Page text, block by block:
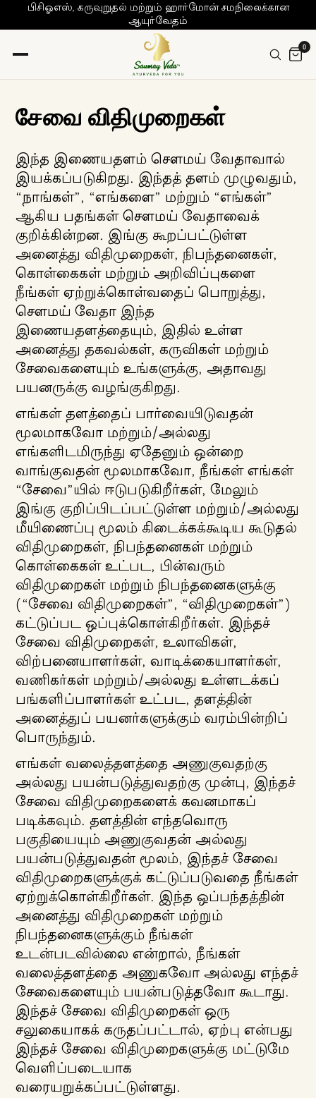
பிசிஓஎஸ், கருவுறுதல் மற்றும் ஹார்மோன் சமநிலைக்கான
ஆயுர்வேதம்
0
சேவை விதிமுறைகள்
இந்த இணையதளம் சௌமய் வேதாவால்
இயக்கப்படுகிறது. இந்தத் தளம் முழுவதும்,
“நாங்கள்”, “எங்களை” மற்றும் “எங்கள்”
ஆகிய பதங்கள் சௌமய் வேதாவைக்
குறிக்கின்றன. இங்கு கூறப்பட்டுள்ள
அனைத்து விதிமுறைகள், நிபந்தனைகள்,
கொள்கைகள் மற்றும் அறிவிப்புகளை
நீங்கள் ஏற்றுக்கொள்வதைப் பொறுத்து,
சௌமய் வேதா இந்த
இணையதளத்தையும், இதில் உள்ள
அனைத்து தகவல்கள், கருவிகள் மற்றும்
சேவைகளையும் உங்களுக்கு, அதாவது
பயனருக்கு வழங்குகிறது.
எங்கள் தளத்தைப் பார்வையிடுவதன்
மூலமாகவோ மற்றும்/அல்லது
எங்களிடமிருந்து ஏதேனும் ஒன்றை
வாங்குவதன் மூலமாகவோ, நீங்கள் எங்கள்
“சேவை”யில் ஈடுபடுகிறீர்கள், மேலும்
இங்கு குறிப்பிடப்பட்டுள்ள மற்றும்/அல்லது
மீயிணைப்பு மூலம் கிடைக்கக்கூடிய கூடுதல்
விதிமுறைகள், நிபந்தனைகள் மற்றும்
கொள்கைகள் உட்பட, பின்வரும்
விதிமுறைகள் மற்றும் நிபந்தனைகளுக்கு
(“சேவை விதிமுறைகள்”, “விதிமுறைகள்”)
கட்டுப்பட ஒப்புக்கொள்கிறீர்கள். இந்தச்
சேவை விதிமுறைகள், உலாவிகள்,
விற்பனையாளர்கள், வாடிக்கையாளர்கள்,
வணிகர்கள் மற்றும்/அல்லது உள்ளடக்கப்
பங்களிப்பாளர்கள் உட்பட, தளத்தின்
அனைத்துப் பயனர்களுக்கும் வரம்பின்றிப்
பொருந்தும்.
எங்கள் வலைத்தளத்தை அணுகுவதற்கு
அல்லது பயன்படுத்துவதற்கு முன்பு, இந்தச்
சேவை விதிமுறைகளைக் கவனமாகப்
படிக்கவும். தளத்தின் எந்தவொரு
பகுதியையும் அணுகுவதன் அல்லது
பயன்படுத்துவதன் மூலம், இந்தச் சேவை
விதிமுறைகளுக்குக் கட்டுப்படுவதை நீங்கள்
ஏற்றுக்கொள்கிறீர்கள். இந்த ஒப்பந்தத்தின்
அனைத்து விதிமுறைகள் மற்றும்
நிபந்தனைகளுக்கும் நீங்கள்
உடன்படவில்லை என்றால், நீங்கள்
வலைத்தளத்தை அணுகவோ அல்லது எந்தச்
சேவைகளையும் பயன்படுத்தவோ கூடாது.
இந்தச் சேவை விதிமுறைகள் ஒரு
சலுகையாகக் கருதப்பட்டால், ஏற்பு என்பது
இந்தச் சேவை விதிமுறைகளுக்கு மட்டுமே
வெளிப்படையாக
வரையறுக்கப்பட்டுள்ளது.